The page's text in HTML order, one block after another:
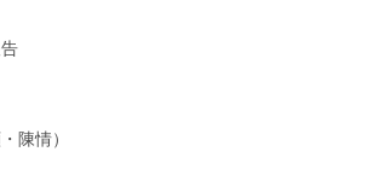
陳情）